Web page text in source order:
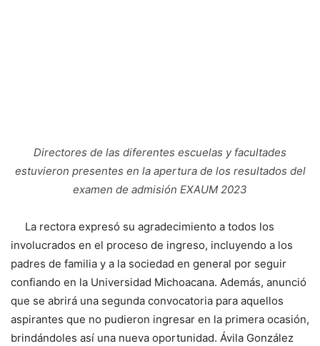
Directores de las diferentes escuelas y facultades
estuvieron presentes en la apertura de los resultados del
examen de admisión EXAUM 2023
La rectora expresó su agradecimiento a todos los
involucrados en el proceso de ingreso, incluyendo a los
padres de familia y a la sociedad en general por seguir
confiando en la Universidad Michoacana. Además, anunció
que se abrirá una segunda convocatoria para aquellos
aspirantes que no pudieron ingresar en la primera ocasión,
brindándoles así una nueva oportunidad. Ávila González